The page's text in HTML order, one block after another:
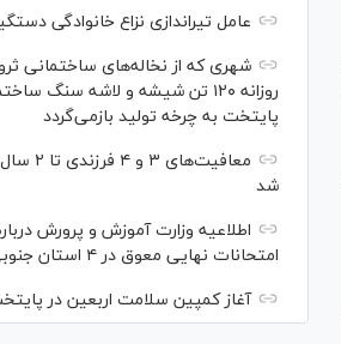
عامل تیراندازی نزاع خانوادگی
شهری که از نخاله‌های ساختمانی
روزانه ۱۲۰ تن شیشه و لاشه سنگ
پایتخت به چرخه تولید بازمی‌گردد
شد
اطلاعیه وزارت آموزش و پرورش
امتحانات نهایی معوق در ۴ استان جنوبی کشور
آغاز کمپین سلامت اربعین در